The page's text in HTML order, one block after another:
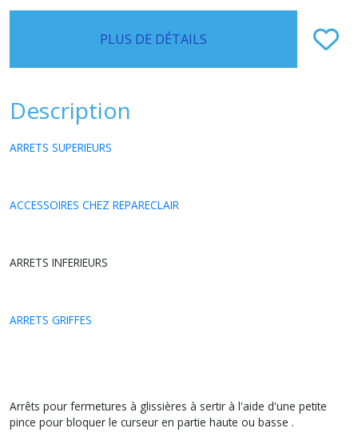
PLUS DE DÉTAILS
Description
ARRETS SUPERIEURS
ACCESSOIRES CHEZ REPARECLAIR
ARRETS INFERIEURS
ARRETS GRIFFES
Arrêts pour fermetures à glissières à sertir à l'aide d'une petite
pince pour bloquer le curseur en partie haute ou basse .